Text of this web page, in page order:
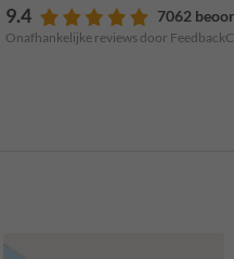
9.4 7062
Onafhankelijke reviews door